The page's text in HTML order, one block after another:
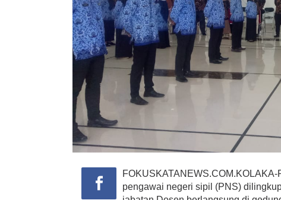
pengawai negeri sipil (PNS)